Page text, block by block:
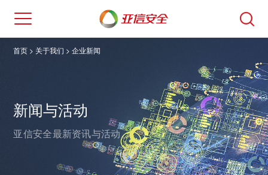
首页 > 关于我们 >企业新闻
新闻与活动
亚信安全最新资讯与活动。